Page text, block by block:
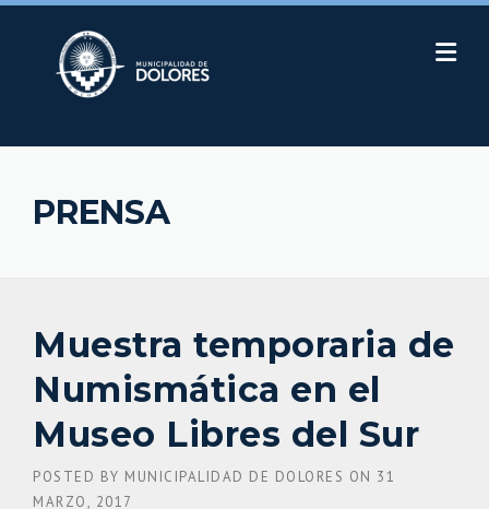
Skip
PRENSA
Muestra temporaria de
Numismática en el
Museo Libres del Sur
POSTED BY MUNICIPALIDAD DE DOLORES ON 31
MARZO, 2017